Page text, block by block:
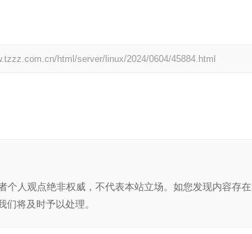
html/server/linux/2024/0604/45884.html
个人观点绝非权威，不代表本站立场。如您发现内容存在
将及时予以处理。